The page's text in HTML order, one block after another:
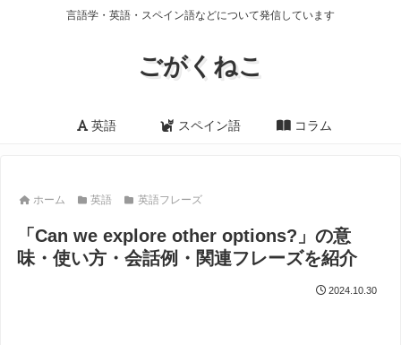
言語学・英語・スペイン語などについて発信しています
ごがくねこ
英語 スペイン語 コラム
ホーム 英語 英語フレーズ
「Can we explore other options?」の意
味・使い方・会話例・関連フレーズを紹介
2024.10.30